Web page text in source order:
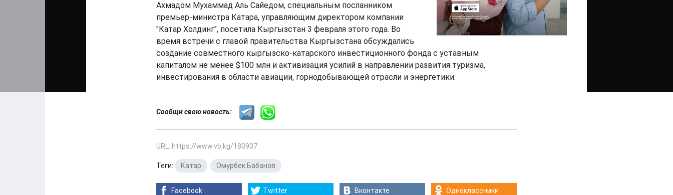
Ахмадом Мухаммад Аль Сайедом, специальным посланником
премьер-министра Катара, управляющим директором компании
"Катар Холдинг", посетила Кыргызстан 3 февраля этого года. Во
время встречи с главой правительства Кыргызстана обсуждались
создание совместного кыргызско-катарского инвестиционного фонда с уставным
капиталом не менее $100 млн и активизация усилий в направлении развития туризма,
инвестирования в области авиации, горнодобывающей отрасли и энергетики.
Сообщи свою новость:
URL: https://www.vb.kg/180907
Теги: Катар Омурбек Бабанов
Facebook Twitter Вконтакте Одноклассники